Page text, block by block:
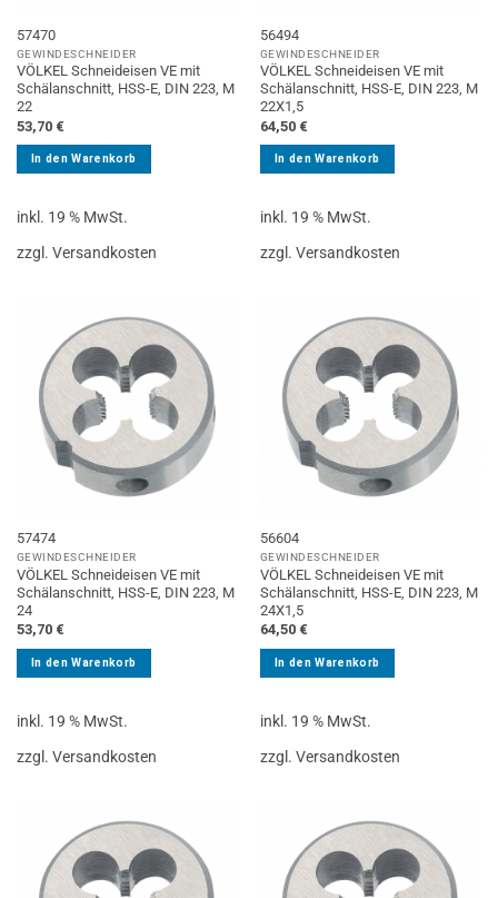
57470
GEWINDESCHNEIDER
VÖLKEL Schneideisen VE mit
Schälanschnitt, HSS-E, DIN 223, M
22
53,70 €
In den Warenkorb
inkl. 19 % MwSt.
zzgl. Versandkosten
56494
GEWINDESCHNEIDER
VÖLKEL Schneideisen VE mit
Schälanschnitt, HSS-E, DIN 223, M
22X1,5
64,50 €
In den Warenkorb
inkl. 19 % MwSt.
zzgl. Versandkosten
57474
GEWINDESCHNEIDER
VÖLKEL Schneideisen VE mit
Schälanschnitt, HSS-E, DIN 223, M
24
53,70 €
In den Warenkorb
inkl. 19 % MwSt.
zzgl. Versandkosten
56604
GEWINDESCHNEIDER
VÖLKEL Schneideisen VE mit
Schälanschnitt, HSS-E, DIN 223, M
24X1,5
64,50 €
In den Warenkorb
inkl. 19 % MwSt.
zzgl. Versandkosten